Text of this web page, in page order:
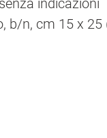
indicazioni
b/n, cm 15 x 25